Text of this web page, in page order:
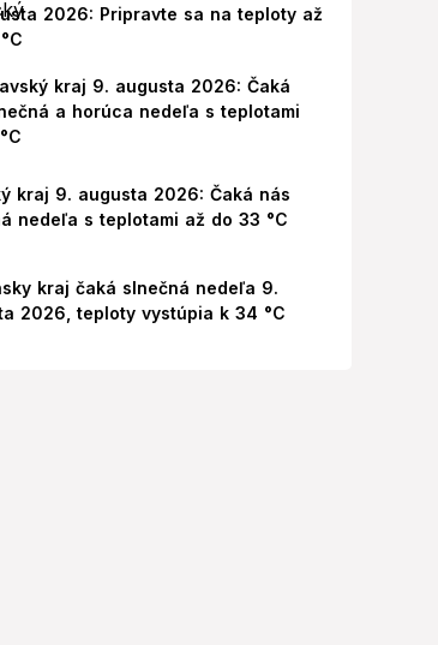
2026: Pripravte sa na teploty až
kraj 9. augusta 2026: Čaká
a horúca nedeľa s teplotami
kraj 9. augusta 2026: Čaká nás
nedeľa s teplotami až do 33 °C
kraj čaká slnečná nedeľa 9.
2026, teploty vystúpia k 34 °C